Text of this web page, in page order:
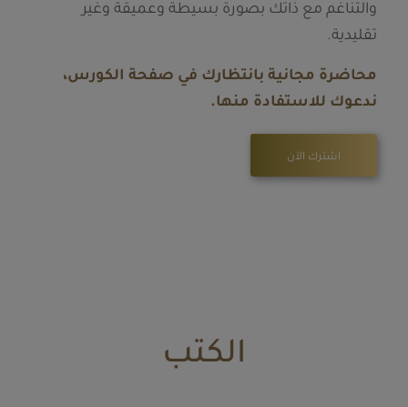
والتناغم مع ذاتك بصورة بسيطة وعميقة وغير
تقليدية.
محاضرة مجانية بانتظارك في صفحة الكورس،
ندعوك للاستفادة منها.
اشترك الآن
الكتب